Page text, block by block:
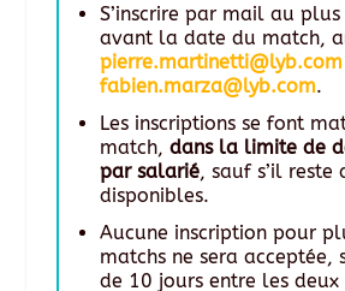
S’inscrire par mail au
avant la date du match,
pierre.martinetti@lyb.com
fabien.marza@lyb.com.
Les inscriptions se font
match,dans la limite de
par salarié, sauf s’il reste
disponibles.
Aucune inscription pour
matchs ne sera acceptée,
de 10 jours entre les deux